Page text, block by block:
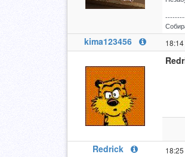
kima123456
Redrick